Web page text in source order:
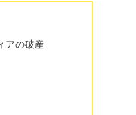
アの破産